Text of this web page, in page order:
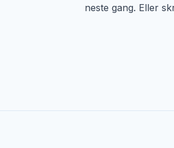
neste gang. Eller